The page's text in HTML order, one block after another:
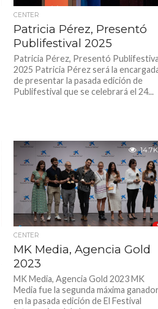
CENTER
Patricia Pérez, Presentó
Publifestival 2025
Patricia Pérez, Presentó
2025 Patricia Pérez será la
de presentar la pasada edición de
Publifestival que se celebrará el 24...
14.7K
CENTER
MK Media, Agencia Gold
2023
MK Media, Agencia Gold 2023 MK
Media fue la segunda máxima
en la pasada edición de El Festival